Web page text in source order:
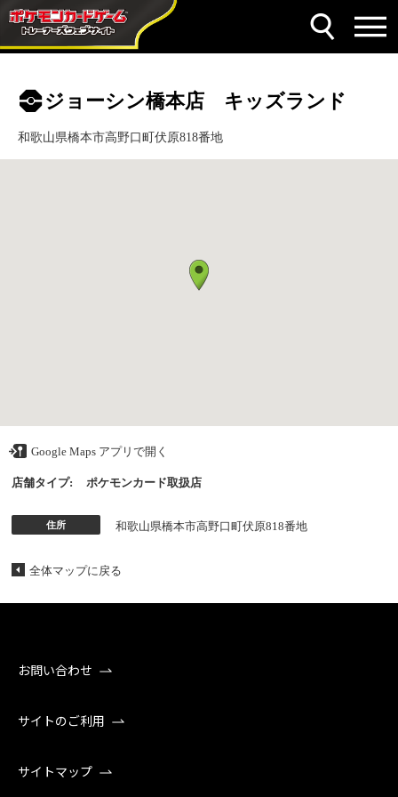
ジョーシン橋本店 キッズランド
和歌山県橋本市高野口町伏原818番地
Google Maps アプリで開く
店舗タイプ: ポケモンカード取扱店
住所 和歌山県橋本市高野口町伏原818番地
全体マップに戻る
お問い合わせ
サイトのご利用
サイトマップ